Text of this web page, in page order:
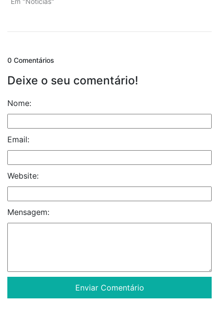
0 Comentários
Deixe o seu comentário!
Nome:
Email:
Website:
Mensagem: